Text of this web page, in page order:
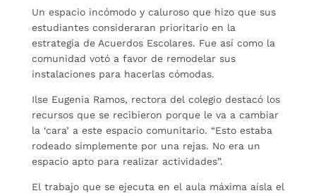
Un espacio incómodo y caluroso que hizo que sus
estudiantes consideraran prioritario en la
estrategia de Acuerdos Escolares. Fue así como la
comunidad votó a favor de remodelar sus
instalaciones para hacerlas cómodas.
Ilse Eugenia Ramos, rectora del colegio destacó los
recursos que se recibieron porque le va a cambiar
la ‘cara’ a este espacio comunitario. “Esto estaba
rodeado simplemente por una rejas. No era un
espacio apto para realizar actividades”.
El trabajo que se ejecuta en el aula máxima aísla el